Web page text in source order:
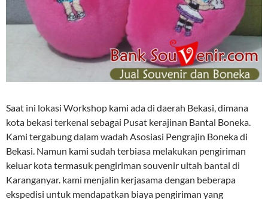
Saat ini lokasi Workshop kami ada di daerah Bekasi, dimana
kota bekasi terkenal sebagai Pusat kerajinan Bantal Boneka.
Kami tergabung dalam wadah Asosiasi Pengrajin Boneka di
Bekasi. Namun kami sudah terbiasa melakukan pengiriman
keluar kota termasuk pengiriman souvenir ultah bantal di
Karanganyar. kami menjalin kerjasama dengan beberapa
ekspedisi untuk mendapatkan biaya pengiriman yang